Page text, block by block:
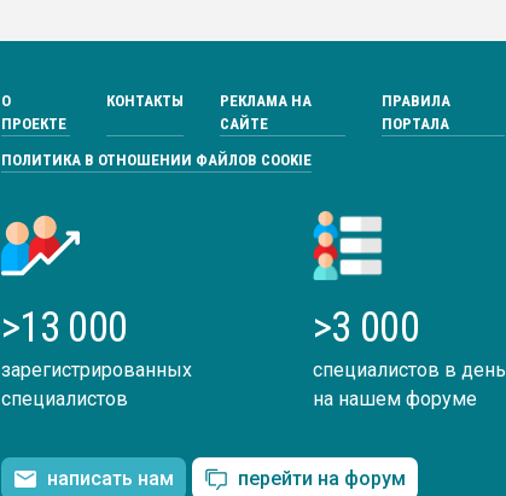
О
ПРОЕКТЕ
КОНТАКТЫ
РЕКЛАМА НА
САЙТЕ
ПРАВИЛА
ПОРТАЛА
ПОЛИТИКА В ОТНОШЕНИИ ФАЙЛОВ COOKIE
>13 000
зарегистрированных
специалистов
>3 000
специалистов в день
на нашем форуме
написать нам перейти на форум